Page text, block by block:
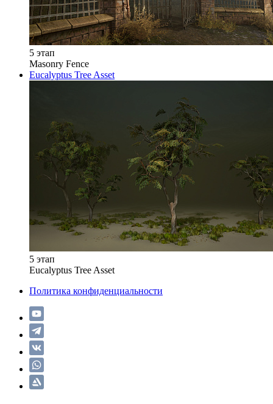
5 этап
Masonry Fence
Eucalyptus Tree Asset
5 этап
Eucalyptus Tree Asset
Политика конфиденциальности